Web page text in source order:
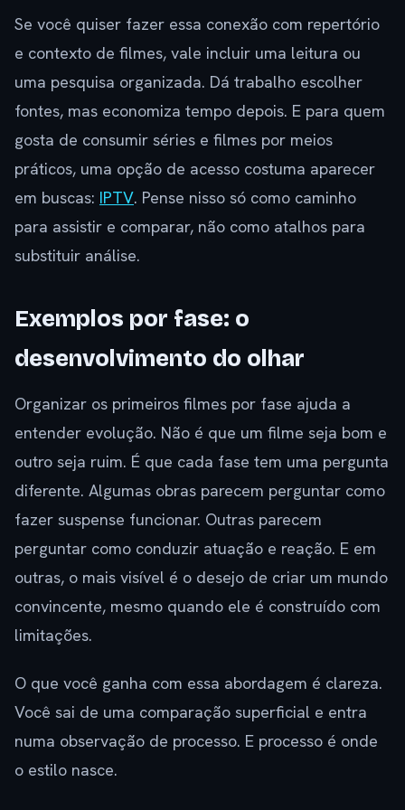
Se você quiser fazer essa conexão com repertório
e contexto de filmes, vale incluir uma leitura ou
uma pesquisa organizada. Dá trabalho escolher
fontes, mas economiza tempo depois. E para quem
gosta de consumir séries e filmes por meios
práticos, uma opção de acesso costuma aparecer
em buscas: IPTV. Pense nisso só como caminho
para assistir e comparar, não como atalhos para
substituir análise.
Exemplos por fase: o
desenvolvimento do olhar
Organizar os primeiros filmes por fase ajuda a
entender evolução. Não é que um filme seja bom e
outro seja ruim. É que cada fase tem uma pergunta
diferente. Algumas obras parecem perguntar como
fazer suspense funcionar. Outras parecem
perguntar como conduzir atuação e reação. E em
outras, o mais visível é o desejo de criar um mundo
convincente, mesmo quando ele é construído com
limitações.
O que você ganha com essa abordagem é clareza.
Você sai de uma comparação superficial e entra
numa observação de processo. E processo é onde
o estilo nasce.